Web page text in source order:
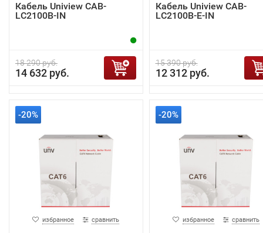
Кабель Uniview CAB-
LC2100B-IN
18 290 руб.
14 632 руб.
Кабель Uniview CAB-
LC2100B-E-IN
15 390 руб.
12 312 руб.
-20%
избранное сравнить
-20%
избранное сравнить